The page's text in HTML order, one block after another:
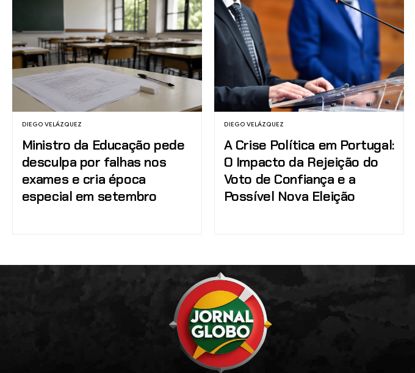
DIEGO VELÁZQUEZ
Ministro da Educação pede
desculpa por falhas nos
exames e cria época
especial em setembro
DIEGO VELÁZQUEZ
A Crise Política em Portugal:
O Impacto da Rejeição do
Voto de Confiança e a
Possível Nova Eleição